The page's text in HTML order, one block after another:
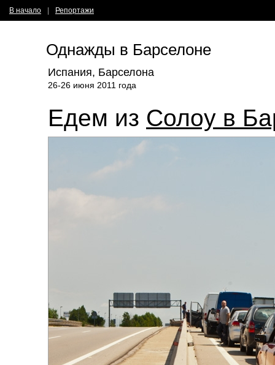
В начало Репортажи
Однажды в Барселоне
Испания, Барселона
26-26 июня 2011 года
Едем из Солоу в